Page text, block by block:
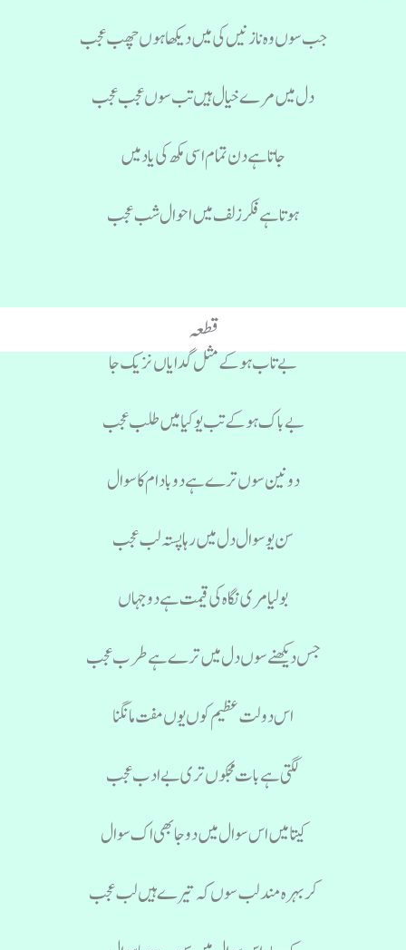
جب سوں وہ نازنیں کی میں دیکھا ہوں چھب عجب
دل میں مرے خیال ہیں تب سوں عجب عجب
جاتا ہے دن تمام اسی مکھ کی یاد میں
ہوتا ہے فکرزلف میں احوال شب عجب
قطعہ
بے تاب ہوکے مثل گدایاں نزیک جا
بے باک ہوکے تب یو کیا میں طلب عجب
دونین سوں ترے ہے دو بادام کا سوال
سن یو سوال دل میں رہا پستہ لب عجب
بولیا مری نگاہ کی قیمت ہے دو جہاں
جس دیکھنے سوں دل میں ترے ہے طرب عجب
اس دولت عظیم کوں یوں مفت مانگنا
لگتی ہے بات مجکوں تری بے ادب عجب
کیتا میں اس سوال میں دو جا بھی اک سوال
کر بہرہ مند لب سوں کہ تیرے ہیں لب عجب